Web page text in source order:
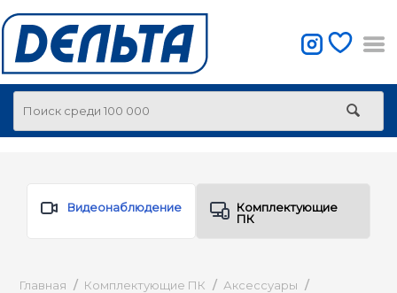
Видеонаблюдение
Комплектующие
ПК
Главная / Комплектующие ПК / Аксессуары /